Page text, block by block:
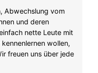
Abwechslung vom
und deren
nette Leute mit
wollen,
freuen uns über jede